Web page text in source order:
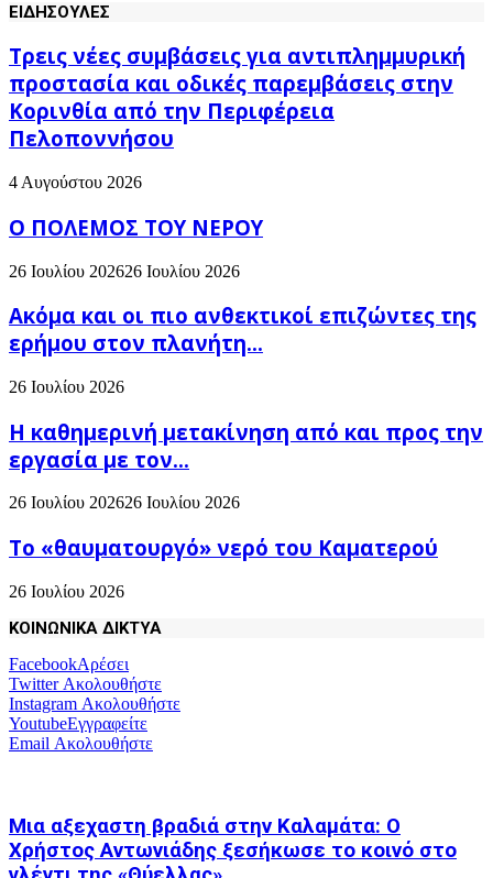
ΕΙΔΗΣΟΥΛΕΣ
Τρεις νέες συμβάσεις για αντιπλημμυρική
προστασία και οδικές παρεμβάσεις στην
Κορινθία από την Περιφέρεια
Πελοποννήσου
4 Αυγούστου 2026
Ο ΠΟΛΕΜΟΣ ΤΟΥ ΝΕΡΟΥ
26 Ιουλίου 202626 Ιουλίου 2026
Ακόμα και οι πιο ανθεκτικοί επιζώντες της
ερήμου στον πλανήτη...
26 Ιουλίου 2026
H καθημερινή μετακίνηση από και προς την
εργασία με τον...
26 Ιουλίου 202626 Ιουλίου 2026
Το «θαυματουργό» νερό του Καματερού
26 Ιουλίου 2026
ΚΟΙΝΩΝΙΚΑ ΔΙΚΤΥΑ
FacebookΑρέσει
TwitterΑκολουθήστε
Instagram Ακολουθήστε
YoutubeΕγγραφείτε
Email Ακολουθήστε
Μια αξεχαστη βραδιά στην Καλαμάτα: Ο
Χρήστος Αντωνιάδης ξεσήκωσε το κοινό στο